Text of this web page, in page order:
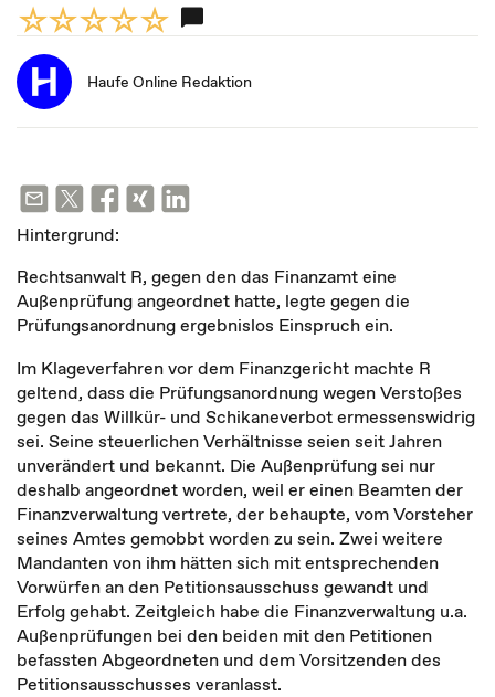
Haufe Online Redaktion
Hintergrund:
Rechtsanwalt R, gegen den das Finanzamt eine
Außenprüfung angeordnet hatte, legte gegen die
Prüfungsanordnung ergebnislos Einspruch ein.
Im Klageverfahren vor dem Finanzgericht machte R
geltend, dass die Prüfungsanordnung wegen Verstoßes
gegen das Willkür- und Schikaneverbot ermessenswidrig
sei. Seine steuerlichen Verhältnisse seien seit Jahren
unverändert und bekannt. Die Außenprüfung sei nur
deshalb angeordnet worden, weil er einen Beamten der
Finanzverwaltung vertrete, der behaupte, vom Vorsteher
seines Amtes gemobbt worden zu sein. Zwei weitere
Mandanten von ihm hätten sich mit entsprechenden
Vorwürfen an den Petitionsausschuss gewandt und
Erfolg gehabt. Zeitgleich habe die Finanzverwaltung u.a.
Außenprüfungen bei den beiden mit den Petitionen
befassten Abgeordneten und dem Vorsitzenden des
Petitionsausschusses veranlasst.